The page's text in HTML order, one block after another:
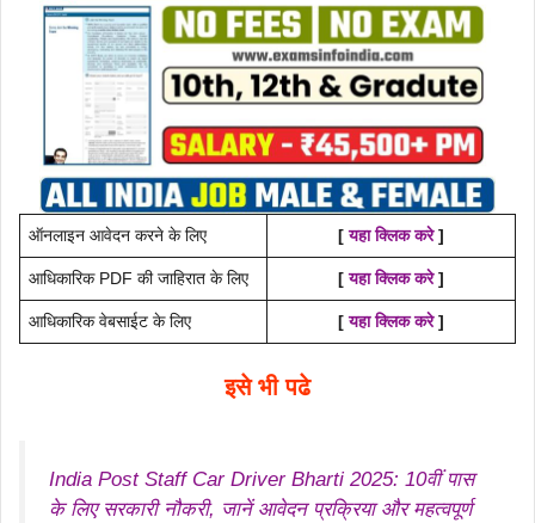
ऑनलाइन आवेदन करने के लिए [यहा क्लिक करे]
आधिकारिक PDF की जाहिरात के लिए [यहा क्लिक करे]
आधिकारिक वेबसाईट के लिए [यहा क्लिक करे]
इसे भी पढे
India Post Staff Car Driver Bharti 2025: 10वीं पास
के लिए सरकारी नौकरी, जानें आवेदन प्रक्रिया और महत्वपूर्ण